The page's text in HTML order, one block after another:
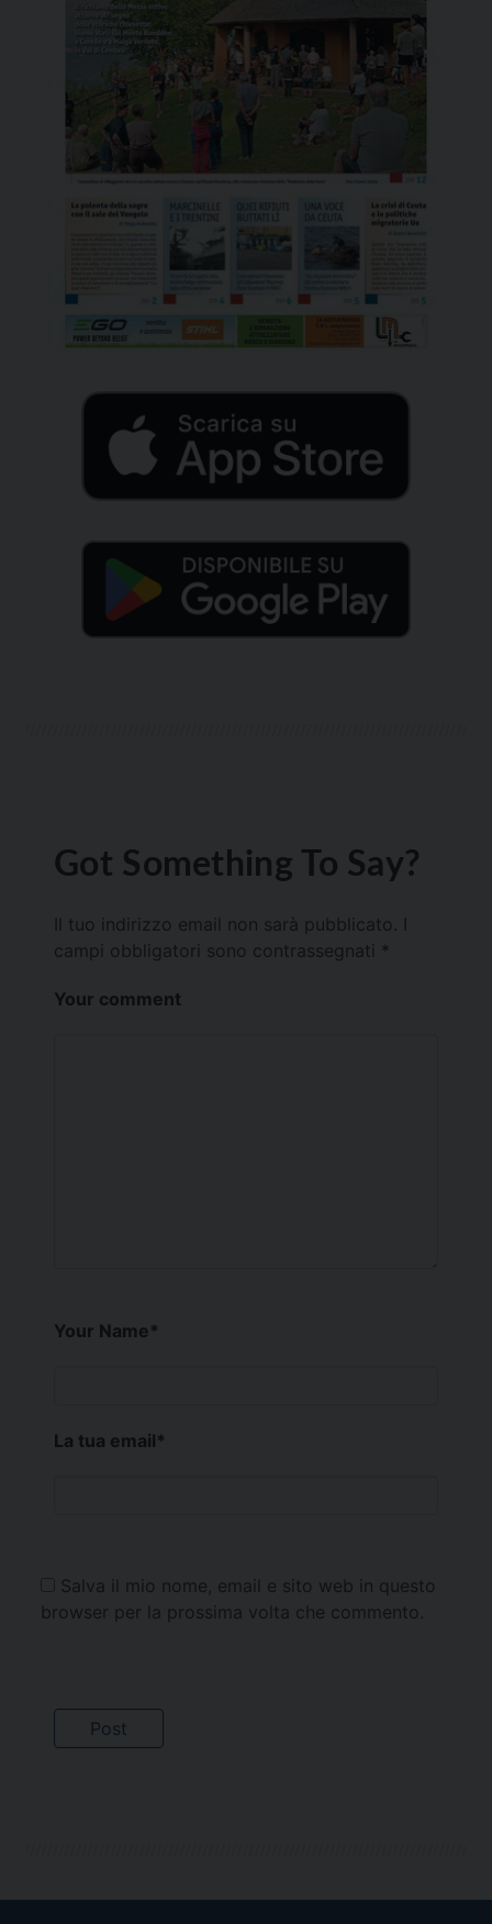
Got Something To Say?
Il tuo indirizzo email non sarà pubblicato.
campi obbligatori sono contrassegnati *
Your comment
Your Name*
La tua email*
Salva il mio nome, email e sito web in questo
browser per la prossima volta che commento.